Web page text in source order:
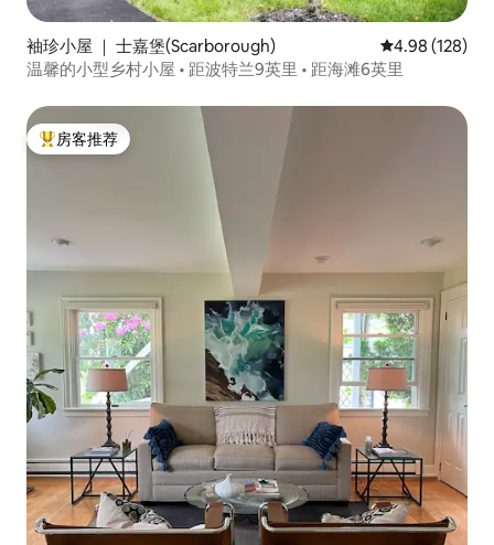
袖珍小屋 ｜ 士嘉堡(Scarborough) 平均评分 4.98
4.98 (128)
温馨的小型乡村小屋 • 距波特兰9英里 • 距海滩6英里
热门「房客推荐」
房客推荐